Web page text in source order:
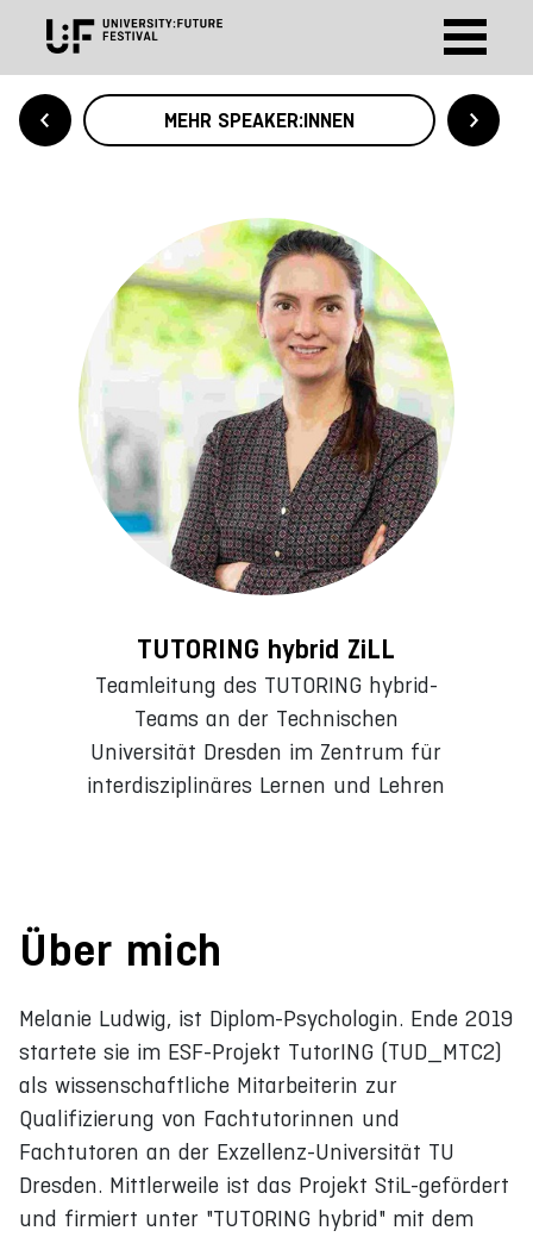
MEHR SPEAKER:INNEN
TUTORING hybrid ZiLL
Teamleitung des TUTORING hybrid-
Teams an der Technischen
Universität Dresden im Zentrum für
interdisziplinäres Lernen und Lehren
Über mich
Melanie Ludwig, ist Diplom-Psychologin. Ende 2019
startete sie im ESF-Projekt TutorING (TUD_MTC2)
als wissenschaftliche Mitarbeiterin zur
Qualifizierung von Fachtutorinnen und
Fachtutoren an der Exzellenz-Universität TU
Dresden. Mittlerweile ist das Projekt StiL-gefördert
und firmiert unter "TUTORING hybrid" mit dem